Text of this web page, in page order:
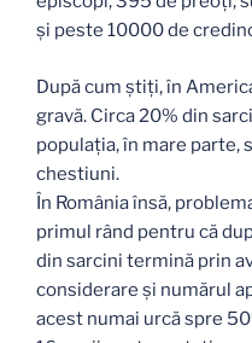
şi peste 10000 de
După cum știți, în
gravă. Circa 20% din
populația, în mare parte,
chestiuni.
În România însă,
primul rând pentru că
din sarcini termină prin
considerare şi numărul
acest numai urcă spre